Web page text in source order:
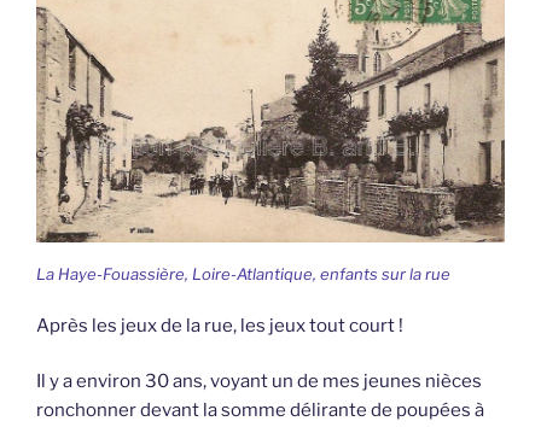
La Haye-Fouassière, Loire-Atlantique, enfants sur la rue
Après les jeux de la rue, les jeux tout court !
Il y a environ 30 ans, voyant un de mes jeunes nièces
ronchonner devant la somme délirante de poupées à